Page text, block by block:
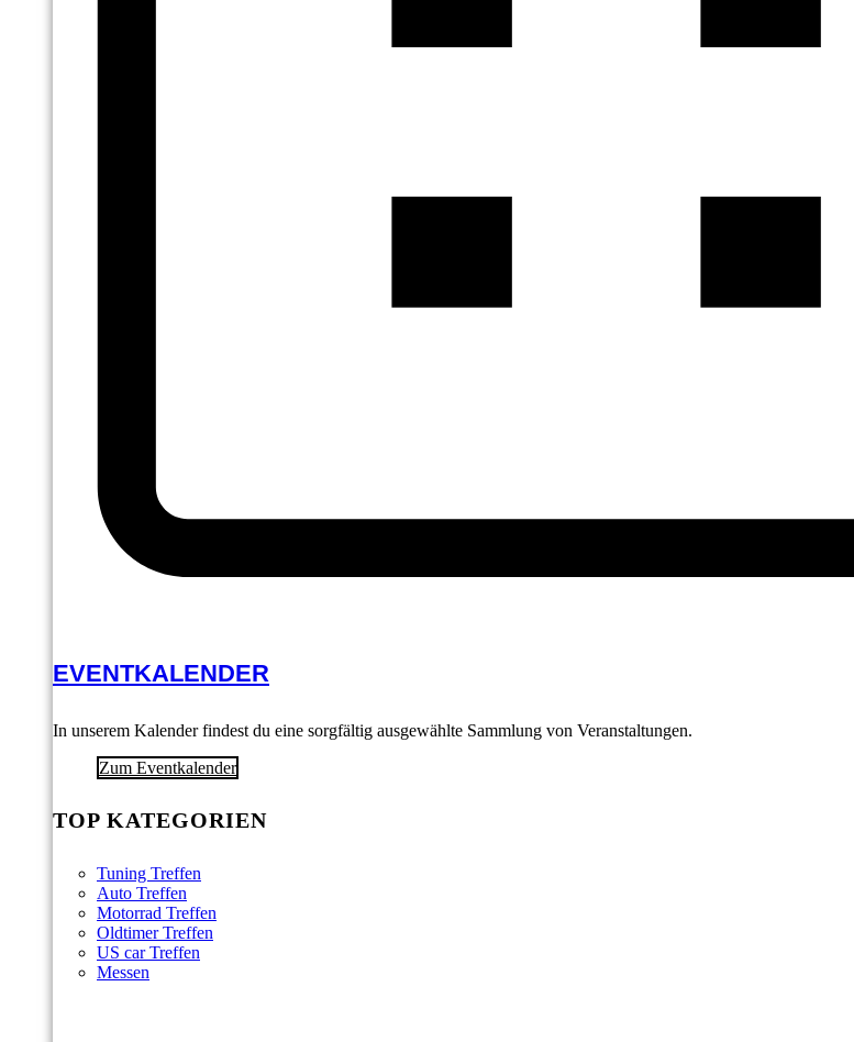
EVENTKALENDER
In unserem Kalender findest du eine sorgfältig ausgewählte Sammlung von Veranstaltungen.
Zum Eventkalender
TOP KATEGORIEN
Tuning Treffen
Auto Treffen
Motorrad Treffen
Oldtimer Treffen
US car Treffen
Messen